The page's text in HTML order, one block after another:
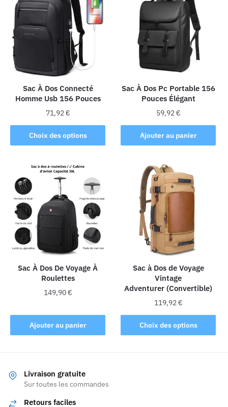
Sac À Dos Connecté
Homme Usb 156 Pouces
71,92€
Choix des options
Ce
produit
plusieurs
variations.
Les
options
peuvent
choisies
sur
la
page
du
Sac À Dos Pc Portable 156
Pouces Élégant
59,92€
Ajouter au panier
Sac À Dos De Voyage À
Roulettes
149,90€
Ajouter au panier
Sac à Dos de Voyage
Vintage
Adventurer (Convertible)
119,92€
Choix des options
Ce
produit
Livraison gratuite
Sur toutes les commandes
Retours faciles